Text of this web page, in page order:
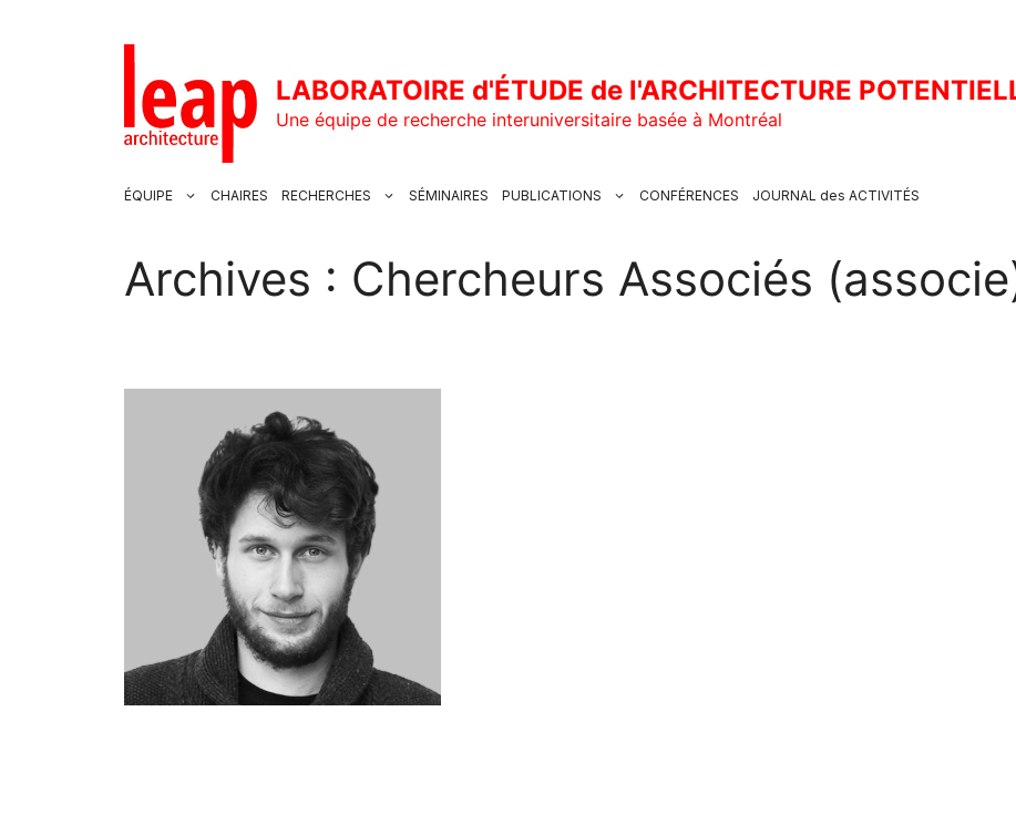
LABORATOIRE d'ÉTUDE de l'ARCHITECTURE
Une équipe de recherche interuniversitaire basée à Montréal
ÉQUIPE CHAIRES RECHERCHES SÉMINAIRES PUBLICATIONS CONFÉRENCES JOURNAL des ACTIVITÉS
Archives : Chercheurs Associés